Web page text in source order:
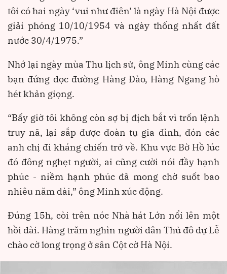
tôi có hai ngày ‘vui như điên’ là ngày Hà Nội được
giải phóng 10/10/1954 và ngày thống nhất đất
nước 30/4/1975.”
Nhớ lại ngày mùa Thu lịch sử, ông Minh cùng các
bạn đứng dọc đường Hàng Đào, Hàng Ngang hò
hét khản giọng.
“Bấy giờ tôi không còn sợ bị địch bắt vì trốn lệnh
truy nã, lại sắp được đoàn tụ gia đình, đón các
anh chị đi kháng chiến trở về. Khu vực Bờ Hồ lúc
đó đông nghẹt người, ai cũng cười nói đầy hạnh
phúc - niềm hạnh phúc đã mong chờ suốt bao
nhiêu năm dài,” ông Minh xúc động.
Đúng 15h, còi trên nóc Nhà hát Lớn nổi lên một
hồi dài. Hàng trăm nghìn người dân Thủ đô dự Lễ
chào cờ long trọng ở sân Cột cờ Hà Nội.